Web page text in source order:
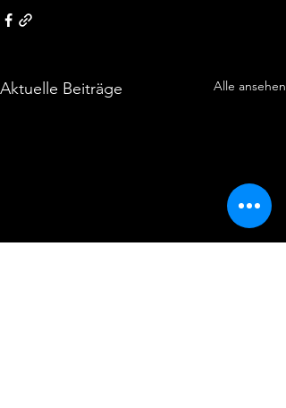
Aktuelle Beiträge Alle ansehen